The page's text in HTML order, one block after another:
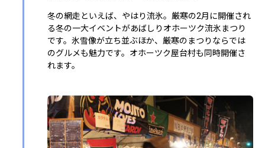
冬の網走といえば、やはり流氷。厳寒の2月に開催され
る冬の一大イベントがあばしりオホーツク流氷まつり
です。氷雪像が立ち並ぶほか、厳寒のまつりならでは
のグルメも魅力です。オホーツク屋台村も同時開催さ
れます。